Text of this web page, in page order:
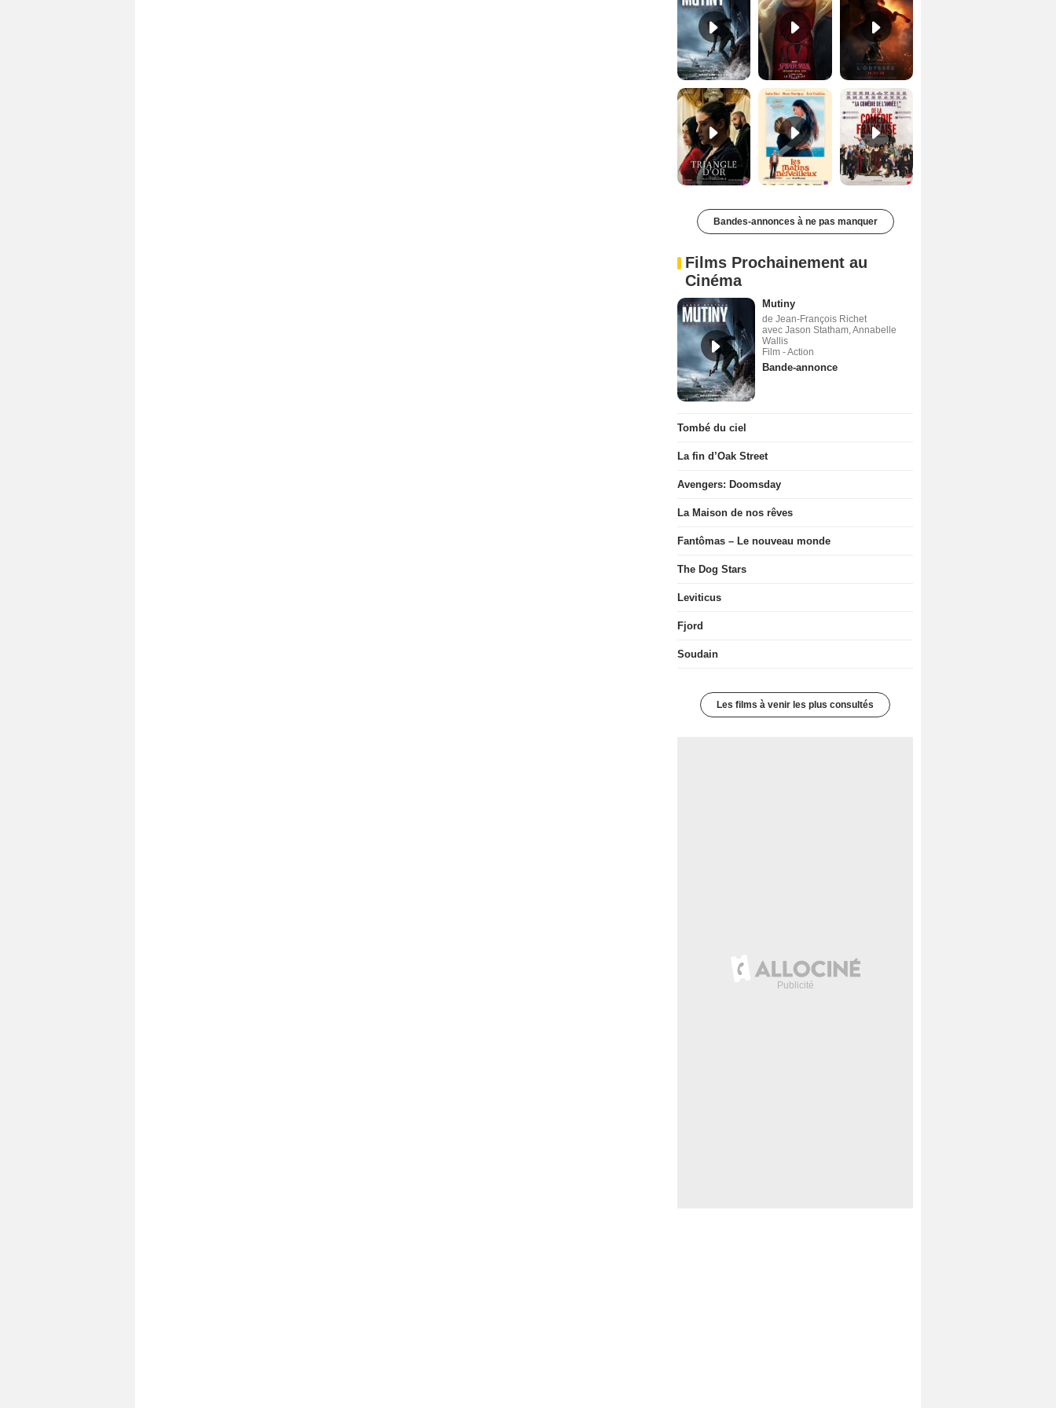
Le Triangle d'or Bande-annonce VF De la Comédie-Française Teaser VF
Bandes-annonces à ne pas manquer
Films Prochainement au
Cinéma
Mutiny
de Jean-François Richet
avec Jason Statham, Annabelle
Wallis
Film - Action
Bande-annonce
Tombé du ciel
La fin d’Oak Street
Avengers: Doomsday
La Maison de nos rêves
Fantômas – Le nouveau monde
The Dog Stars
Leviticus
Fjord
Soudain
Les films à venir les plus consultés